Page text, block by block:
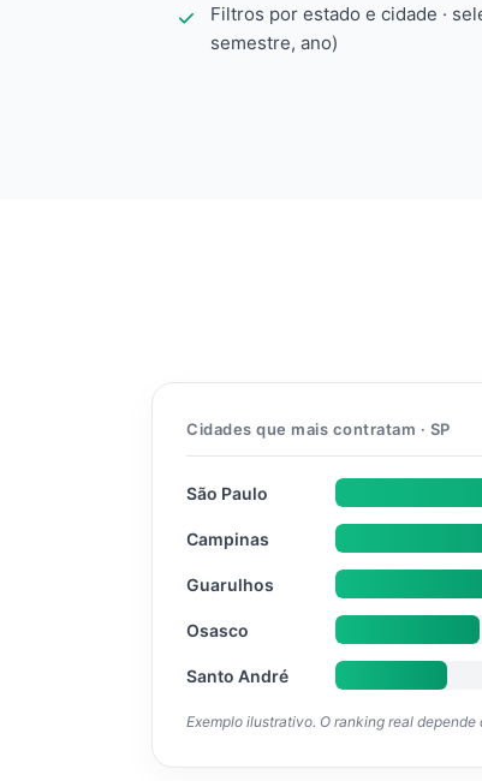
Filtros por estado e cidade ·
semestre, ano)
Cidades que mais contratam · SP
São Paulo
Campinas
Guarulhos
Osasco
Santo André
Exemplo ilustrativo. O ranking real